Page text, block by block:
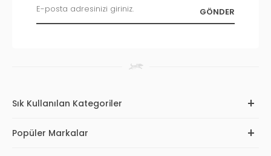
Sık Kullanılan Kategoriler
Popüler Markalar